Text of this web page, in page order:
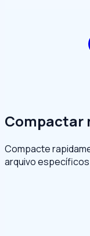
Compactar
Compacte
arquivo específicos